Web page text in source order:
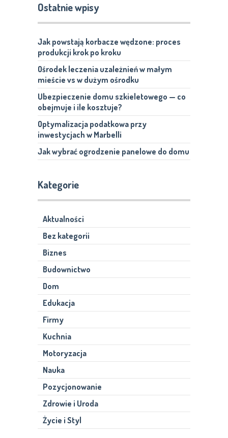
Ostatnie wpisy
Jak powstają korbacze wędzone: proces
produkcji krok po kroku
Ośrodek leczenia uzależnień w małym
mieście vs w dużym ośrodku
Ubezpieczenie domu szkieletowego — co
obejmuje i ile kosztuje?
Optymalizacja podatkowa przy
inwestycjach w Marbelli
Jak wybrać ogrodzenie panelowe do domu
Kategorie
Aktualności
Bez kategorii
Biznes
Budownictwo
Dom
Edukacja
Firmy
Kuchnia
Motoryzacja
Nauka
Pozycjonowanie
Zdrowie i Uroda
Życie i Styl